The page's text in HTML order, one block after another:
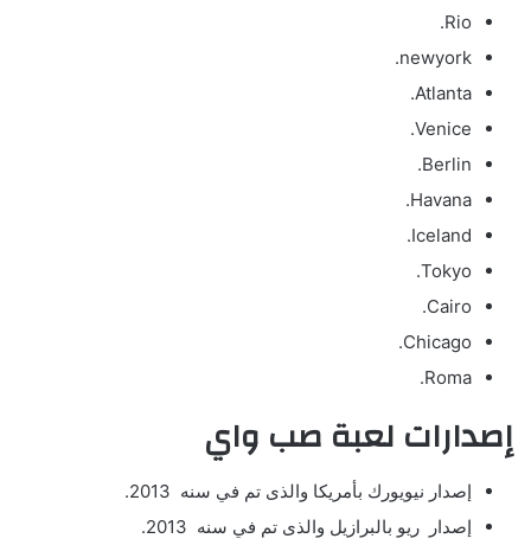
Rio.
newyork.
Atlanta.
Venice.
Berlin.
Havana.
Iceland.
Tokyo.
Cairo.
Chicago.
Roma.
إصدارات لعبة صب واي
إصدار نيويورك بأمريكا والذى تم في سنه 2013.
إصدار ريو بالبرازيل والذى تم في سنه 2013.